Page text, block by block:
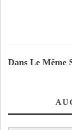
Dans Le Même